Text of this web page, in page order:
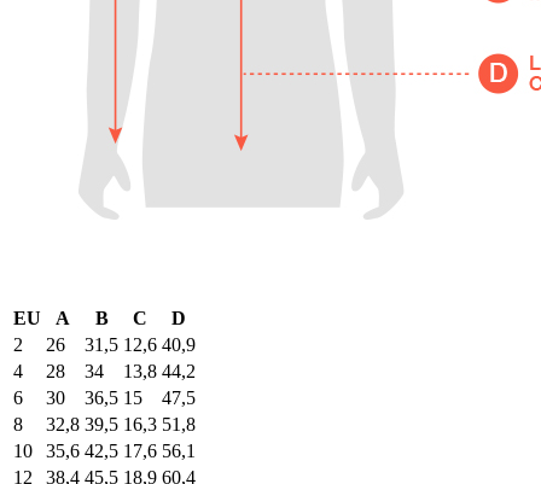
EU A B C
D
2
26 31,5 12,6 40,9
4
28 34 13,8 44,2
6
30 36,5 15
47,5
8
32,8 39,5 16,3 51,8
10
35,6 42,5 17,6 56,1
12
38,4 45,5 18,9 60,4